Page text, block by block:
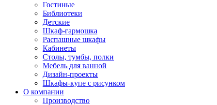
Гостиные
Библиотеки
Детские
Шкаф-гармошка
Распашные шкафы
Кабинеты
Столы, тумбы, полки
Мебель для ванной
Дизайн-проекты
Шкафы-купе с рисунком
О компании
Производство